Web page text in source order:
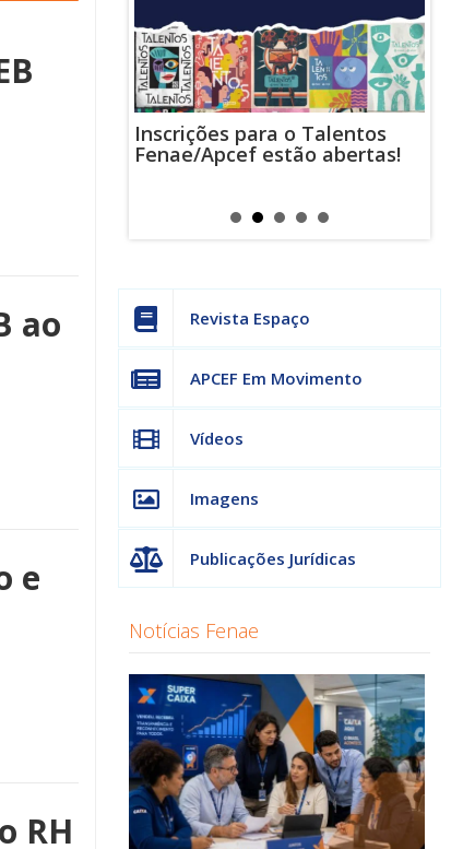
ao
e
RH
Inscrições para o Talentos
Fenae/Apcef estão abertas!
Revista Espaço
APCEF Em Movimento
Vídeos
Imagens
Publicações Jurídicas
Notícias Fenae